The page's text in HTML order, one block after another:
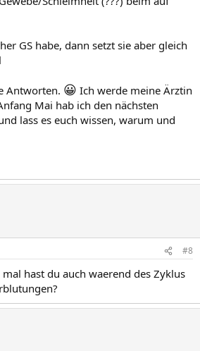
GS habe, dann setzt sie aber gleich
Antworten. 😀 Ich werde meine Ärztin
Mai hab ich den nächsten
lass es euch wissen, warum und
#8
hast du auch waerend des Zyklus